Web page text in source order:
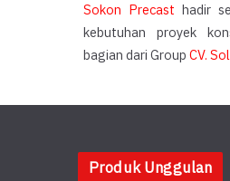
Sokon Precast hadir
kebutuhan proyek
bagian dari GroupCV.
Produk Unggulan